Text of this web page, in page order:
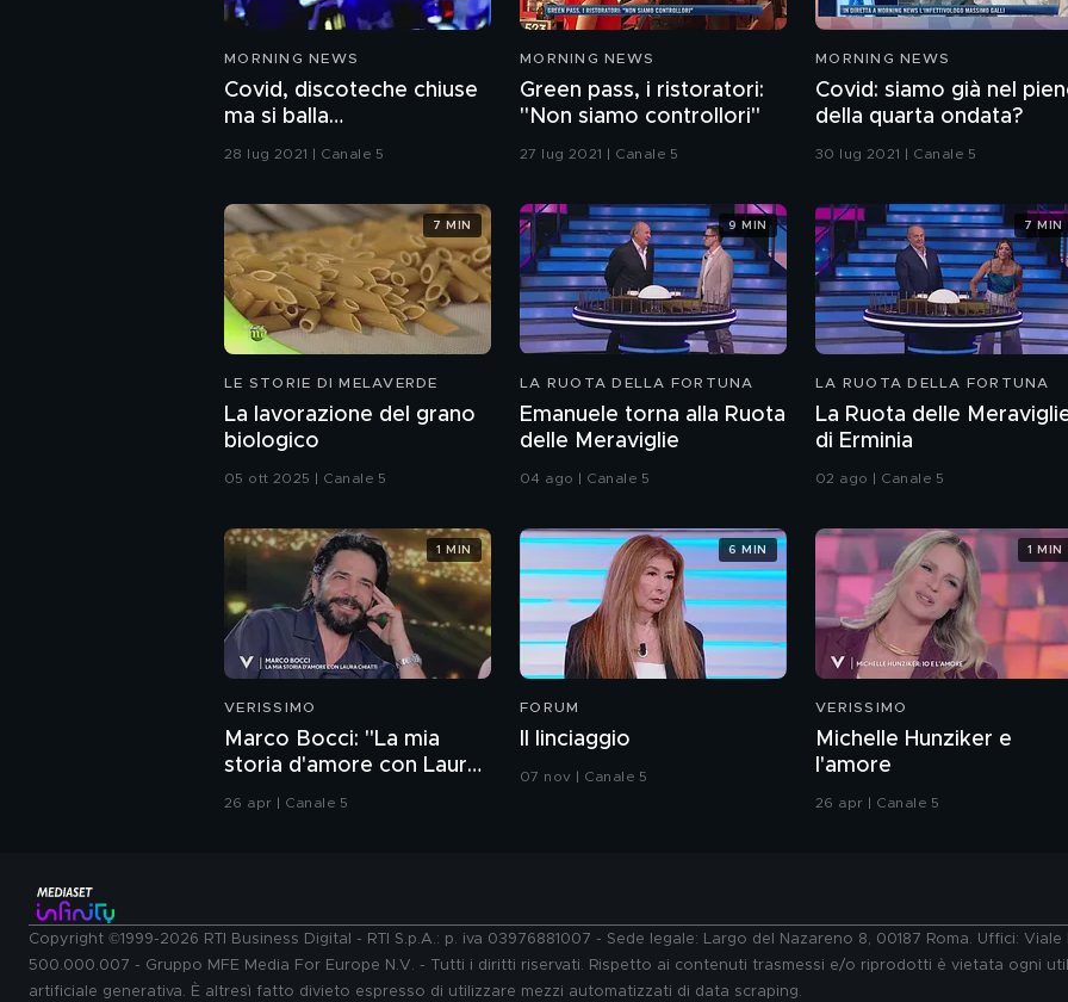
MORNING NEWS
Covid, discoteche chiuse
ma si balla
clandestinamente
28 lug 2021 | Canale 5
MORNING NEWS
Green pass, i ristoratori:
"Non siamo controllori"
27 lug 2021 | Canale 5
MORNING NEWS
Covid: siamo già nel
della quarta ondata?
30 lug 2021 | Canale 5
LE STORIE DI MELAVERDE
La lavorazione del grano
biologico
05 ott 2025 | Canale 5
7 MIN
LA RUOTA DELLA FORTUNA
Emanuele torna alla Ruota
delle Meraviglie
04 ago | Canale 5
9 MIN
LA RUOTA DELLA FORTUNA
La Ruota delle
di Erminia
02 ago | Canale 5
7 MIN
VERISSIMO
Marco Bocci: "La mia
storia d'amore con Laura
Chiatti"
26 apr | Canale 5
1 MIN
FORUM
Il linciaggio
07 nov | Canale 5
6 MIN
VERISSIMO
Michelle Hunziker e
l'amore
26 apr | Canale 5
1 MIN
Copyright ©1999-2026 RTI Business Digital - RTI S.p.A.: p. iva 03976881007 - Sede legale: Largo del Nazareno 8, 00187 Roma. Uffici:
500.000.007 - Gruppo MFE Media For Europe N.V. - Tutti i diritti riservati. Rispetto ai contenuti trasmessi e/o riprodotti è vietata ogni
artificiale generativa. È altresì fatto divieto espresso di utilizzare mezzi automatizzati di data scraping.